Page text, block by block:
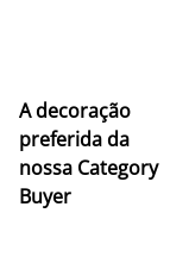
A decoração
preferida da
nossa Category
Buyer